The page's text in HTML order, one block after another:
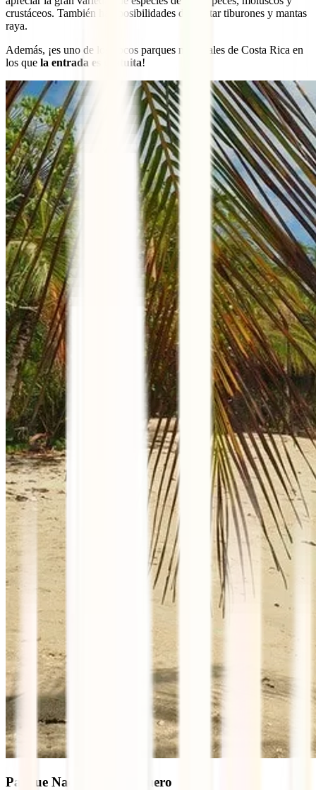
crustáceos. También hay posibilidades de avistar tiburones y mantas
raya.
Además, ¡es uno de los pocos parques nacionales de Costa Rica en
los que la entrada es gratuita!
Parque Nacional Tortuguero